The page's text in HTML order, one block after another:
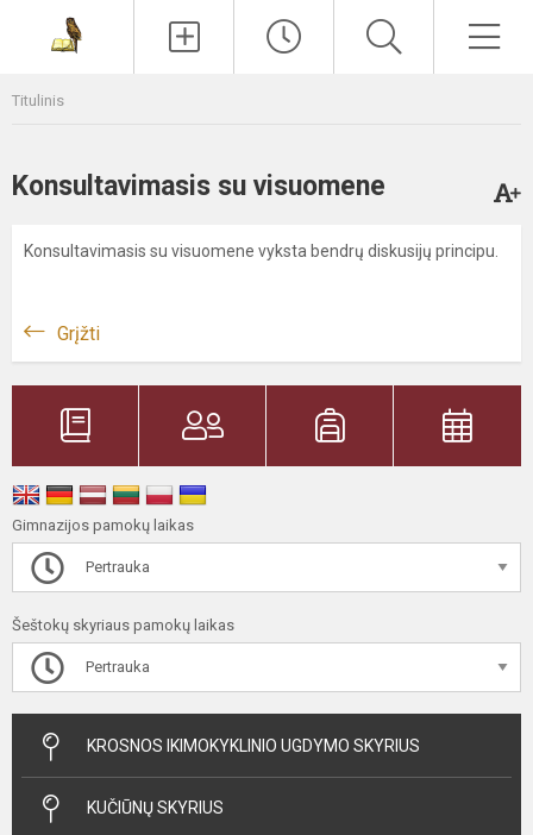
Titulinis
Konsultavimasis su visuomene
Konsultavimasis su visuomene vyksta bendrų diskusijų principu.
Grįžti
Gimnazijos pamokų laikas
Pertrauka
Šeštokų skyriaus pamokų laikas
Pertrauka
KROSNOS IKIMOKYKLINIO UGDYMO SKYRIUS
KUČIŪNŲ SKYRIUS